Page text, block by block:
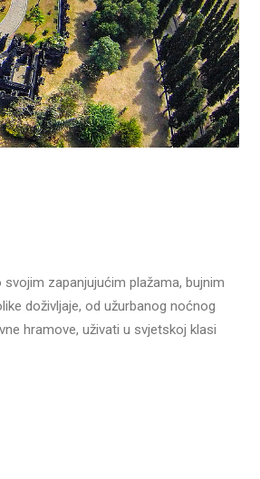
zapanjujućim plažama, bujnim
doživljaje, od užurbanog noćnog
hramove, uživati u svjetskoj klasi